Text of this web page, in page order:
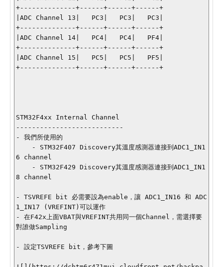
+--------------+------+------+------+
|ADC Channel 13|   PC3|   PC3|   PC3|
+--------------+------+------+------+
|ADC Channel 14|   PC4|   PC4|   PF4|
+--------------+------+------+------+
|ADC Channel 15|   PC5|   PC5|   PF5|
+--------------+------+------+------+
STM32F4xx Internal Channel
---------------------------
- 我們所使用的
6 channel
8 channel
- TSVREFE bit 必需要設為enable，讓 ADC1_IN16 和 ADC
1_IN17 (VREFINT)可以運作
- 在F42x上面VBAT與VREFINT共用同一個Channel，需選擇要
對誰做Sampling
- 設定TSVREFE bit，參考下圖